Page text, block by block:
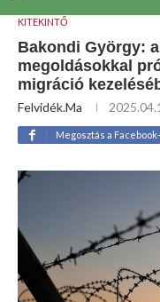
KITEKINTŐ
Bakondi György:
megoldásokkal
migráció
Felvidék.ma
Megosztás a